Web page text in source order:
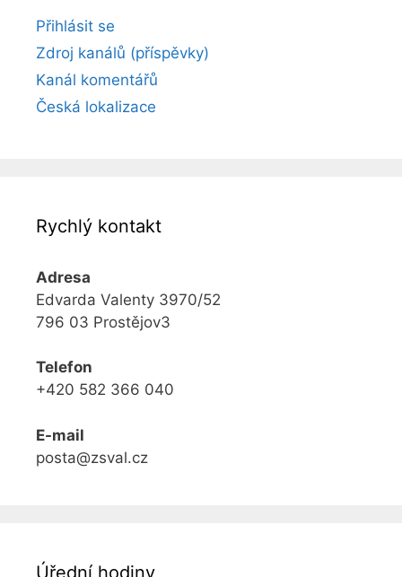
Přihlásit se
Zdroj kanálů (příspěvky)
Kanál komentářů
Česká lokalizace
Rychlý kontakt
Adresa
Edvarda Valenty 3970/52
796 03 Prostějov3
Telefon
+420 582 366 040
E-mail
posta@zsval.cz
Úřední hodiny